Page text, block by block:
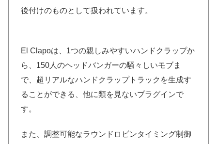
後付けのものとして扱われています。
El Clapoは、1つの親しみやすいハンドクラップか
ら、150人のヘッドバンガーの騒々しいモブま
で、超リアルなハンドクラップトラックを生成す
ることができる、他に類を見ないプラグインで
す。
また、調整可能なラウンドロビンタイミング制御